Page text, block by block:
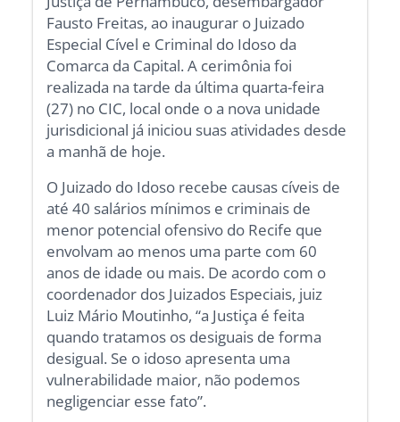
Fausto Freitas, ao inaugurar o Juizado
Especial Cível e Criminal do Idoso da
Comarca da Capital. A cerimônia foi
realizada na tarde da última quarta-feira
(27) no CIC, local onde o a nova unidade
jurisdicional já iniciou suas atividades desde
a manhã de hoje.
O Juizado do Idoso recebe causas cíveis de
até 40 salários mínimos e criminais de
menor potencial ofensivo do Recife que
envolvam ao menos uma parte com 60
anos de idade ou mais. De acordo com o
coordenador dos Juizados Especiais, juiz
Luiz Mário Moutinho, “a Justiça é feita
quando tratamos os desiguais de forma
desigual. Se o idoso apresenta uma
vulnerabilidade maior, não podemos
negligenciar esse fato”.